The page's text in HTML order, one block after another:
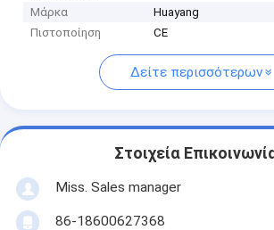
Μάρκα
Huayang
Πιστοποίηση
CE
Δείτε περισσότερων
Στοιχεία
Miss. Sales manager
86-18600627368